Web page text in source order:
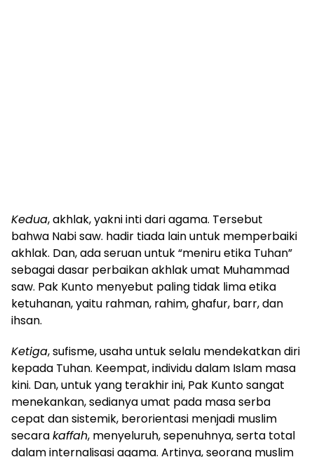
Kedua, akhlak, yakni inti dari agama. Tersebut
bahwa Nabi saw. hadir tiada lain untuk memperbaiki
akhlak. Dan, ada seruan untuk “meniru etika Tuhan”
sebagai dasar perbaikan akhlak umat Muhammad
saw. Pak Kunto menyebut paling tidak lima etika
ketuhanan, yaitu rahman, rahim, ghafur, barr, dan
ihsan.
Ketiga, sufisme, usaha untuk selalu mendekatkan diri
kepada Tuhan. Keempat, individu dalam Islam masa
kini. Dan, untuk yang terakhir ini, Pak Kunto sangat
menekankan, sedianya umat pada masa serba
cepat dan sistemik, berorientasi menjadi muslim
secarakaffah, menyeluruh, sepenuhnya, serta total
dalam internalisasi agama. Artinya, seorang muslim